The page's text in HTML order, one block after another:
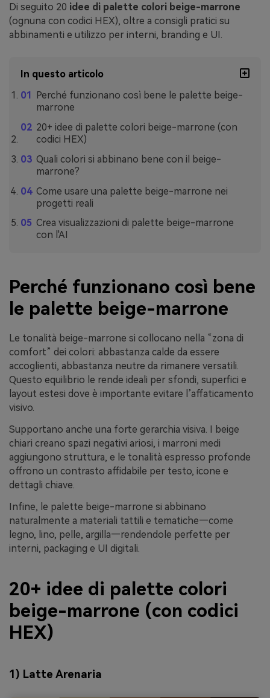
Di seguito 20 idee di palette colori beige-marrone
(ognuna con codici HEX), oltre a consigli pratici su
abbinamenti e utilizzo per interni, branding e UI.
In questo articolo
Perché funzionano così bene le palette beige-
marrone
20+ idee di palette colori beige-marrone (con
codici HEX)
Quali colori si abbinano bene con il beige-
marrone?
Come usare una palette beige-marrone nei
progetti reali
Crea visualizzazioni di palette beige-marrone
con l'AI
Perché funzionano così bene
le palette beige-marrone
Le tonalità beige-marrone si collocano nella “zona di
comfort” dei colori: abbastanza calde da essere
accoglienti, abbastanza neutre da rimanere versatili.
Questo equilibrio le rende ideali per sfondi, superfici e
layout estesi dove è importante evitare l’affaticamento
visivo.
Supportano anche una forte gerarchia visiva. I beige
chiari creano spazi negativi ariosi, i marroni medi
aggiungono struttura, e le tonalità espresso profonde
offrono un contrasto affidabile per testo, icone e
dettagli chiave.
Infine, le palette beige-marrone si abbinano
naturalmente a materiali tattili e tematiche—come
legno, lino, pelle, argilla—rendendole perfette per
interni, packaging e UI digitali.
20+ idee di palette colori
beige-marrone (con codici
HEX)
1) Latte Arenaria